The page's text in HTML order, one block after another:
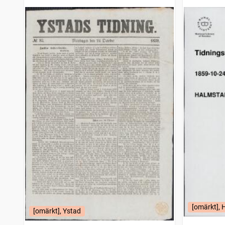
Hudiksvallsposten
4 424
träffar
Oscarshamnsposten
träffar
Umebladet
4 334
träffar
Trelleborgs allehanda
4 274
träffar
Strömstads tidning (1866)
4 246
träffar
Bohusläningen
4 150
träffar
Gotlänningen
4 112
träffar
Tidning för Wenersborgs stad och län
4 103
träffar
Nora stads och Bergslags tidning
4 043
träffar
Filipstads stads och bergslags tidning
3 941
träffar
Haparandabladet, Haaparannanlehti
3 828
träffar
Malmö allehanda (1827)
3 820
träffar
Örnsköldsviks allehanda
3 816
träffar
Wermlands allehanda
3 782
träffar
Skellefteå nya tidning
3 716
träffar
Örebro tidning (Örebro : 1881)
3 637
träffar
Westerbotten
3 618
träffar
Falkenbergs tidning
3 573
träffar
Gefle dagblad
3 559
träffar
[omärkt], Ystad
[omärkt],